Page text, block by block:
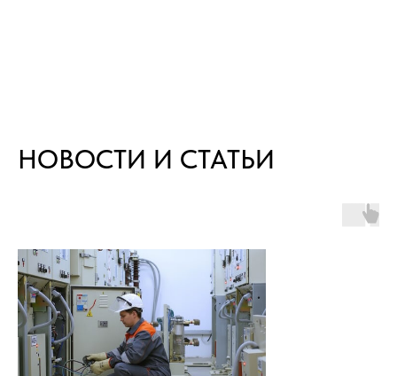
НОВОСТИ И СТАТЬИ